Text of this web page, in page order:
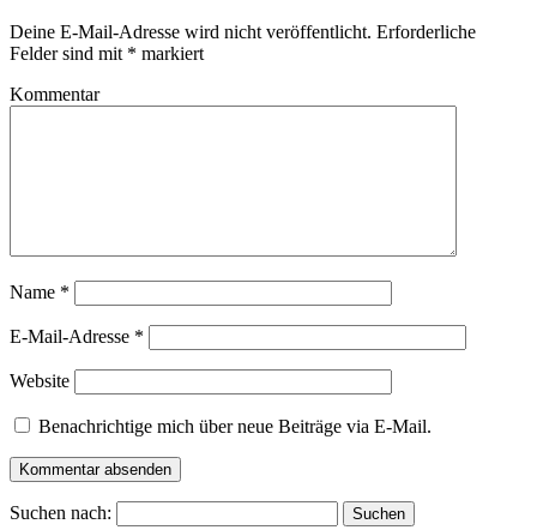
Deine E-Mail-Adresse wird nicht veröffentlicht. Erforderliche
Felder sind mit * markiert
Kommentar
Name *
E-Mail-Adresse *
Website
Benachrichtige mich über neue Beiträge via E-Mail.
Suchen nach: